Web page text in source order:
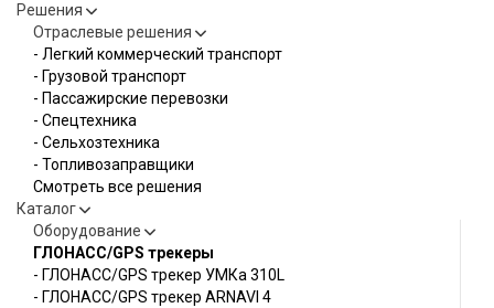
Решения
Отраслевые решения
- Легкий коммерческий транспорт
- Грузовой транспорт
- Пассажирские перевозки
- Спецтехника
- Сельхозтехника
- Топливозаправщики
Смотреть все решения
Каталог
Оборудование
ГЛОНАСС/GPS трекеры
- ГЛОНАСС/GPS трекер УМКа 310L
- ГЛОНАСС/GPS трекер ARNAVI 4